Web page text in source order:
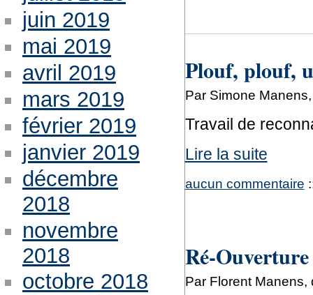
Plouf, plouf,
Par Simone
Travail de
Lire la suite
aucun commentaire
Ré-
Par Florent
juin 2019
mai 2019
avril 2019
mars 2019
février 2019
janvier 2019
décembre
2018
novembre
2018
octobre 2018